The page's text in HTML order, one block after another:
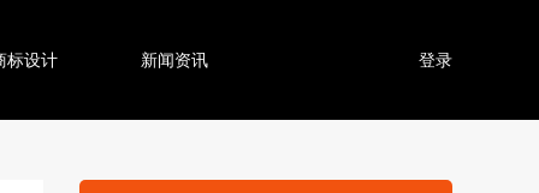
标设计 新闻资讯 登录